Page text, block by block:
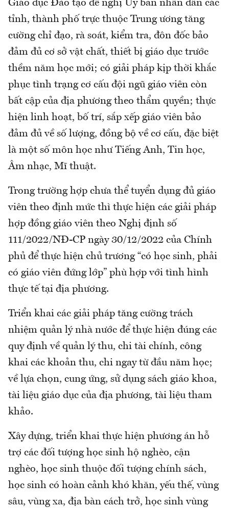
Giáo dục Đào tạo đề nghị Ủy ban nhân dân các
tỉnh, thành phố trực thuộc Trung ương tăng
cường chỉ đạo, rà soát, kiểm tra, đôn đốc bảo
đảm đủ cơ sở vật chất, thiết bị giáo dục trước
thềm năm học mới; có giải pháp kịp thời khắc
phục tình trạng cơ cấu đội ngũ giáo viên còn
bất cập của địa phương theo thẩm quyền; thực
hiện linh hoạt, bố trí, sắp xếp giáo viên bảo
đảm đủ về số lượng, đồng bộ về cơ cấu, đặc biệt
là một số môn học như Tiếng Anh, Tin học,
Âm nhạc, Mĩ thuật.
Trong trường hợp chưa thể tuyển dụng đủ giáo
viên theo định mức thì thực hiện các giải pháp
hợp đồng giáo viên theo Nghị định số
111/2022/NĐ-CP ngày 30/12/2022 của Chính
phủ để thực hiện chủ trương “có học sinh, phải
có giáo viên đứng lớp” phù hợp với tình hình
thực tế tại địa phương.
Triển khai các giải pháp tăng cường trách
nhiệm quản lý nhà nước để thực hiện đúng các
quy định về quản lý thu, chi tài chính, công
khai các khoản thu, chi ngay từ đầu năm học;
về lựa chọn, cung ứng, sử dụng sách giáo khoa,
tài liệu giáo dục của địa phương, tài liệu tham
khảo.
Xây dựng, triển khai thực hiện phương án hỗ
trợ các đối tượng học sinh hộ nghèo, cận
nghèo, học sinh thuộc đối tượng chính sách,
học sinh có hoàn cảnh khó khăn, yếu thế, vùng
sâu, vùng xa, địa bàn cách trở, học sinh vùng